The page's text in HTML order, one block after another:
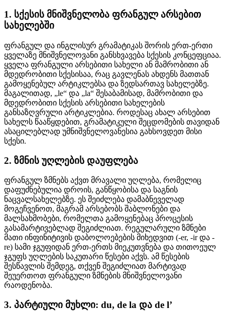
1. სქესის მნიშვნელობა ფრანგულ არსებით
სახელებში
ფრანგულ და ინგლისურ გრამატიკას შორის ერთ-ერთი
ყველაზე მნიშვნელოვანი განსხვავება სქესის კონცეფციაა.
ყველა ფრანგული არსებითი სახელი ან მამრობითი ან
მდედრობითი სქესისაა, რაც გავლენას ახდენს მათთან
გამოყენებულ არტიკლებსა და ზედსართავ სახელებზე.
მაგალითად, „le“ და „la“ შესაბამისად, მამრობითი და
მდედრობითი სქესის არსებითი სახელების
განსაზღვრული არტიკლებია. როდესაც ახალ არსებით
სახელს წააწყდებით, გრამატიკული შეცდომების თავიდან
ასაცილებლად უმნიშვნელოვანესია გახსოვდეთ მისი
სქესი.
2. ზმნის უღლების დაუფლება
ფრანგულ ზმნებს აქვთ მრავალი უღლება, რომელიც
დაფუძნებულია დროის, განწყობისა და საგნის
ნაცვალსახელებზე. ეს შეიძლება დამაბნეველად
მოგეჩვენოთ, მაგრამ არსებობს შაბლონები და
მალსახმობები, რომელთა გამოყენებაც პროცესის
გასამარტივებლად შეგიძლიათ. რეგულარული ზმნები
მათი ინფინიტივის დაბოლოებების მიხედვით (-er, -ir და -
re) სამი ჯგუფიდან ერთ-ერთს მიეკუთვნება და თითოეულ
ჯგუფს უღლების საკუთარი წესები აქვს. ამ წესების
შესწავლის შემდეგ, თქვენ შეგიძლიათ მარტივად
შეუერთოთ ფრანგული ზმნების მნიშვნელოვანი
რაოდენობა.
3. პარტიული მუხლი: du, de la და de l’